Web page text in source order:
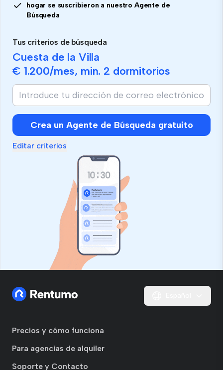
hogar se suscribieron a nuestro Agente de
Búsqueda
Tus criterios de búsqueda
Cuesta de la Villa
€ 1.200/mes, min. 2 dormitorios
Si
eres
humano,
ignora
este
campo
Crea un Agente de Búsqueda gratuito
Editar criterios
Precios y cómo funciona
Para agencias de alquiler
Soporte y Contacto